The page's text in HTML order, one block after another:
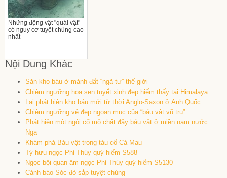
Những động vật "quái vật"
có nguy cơ tuyệt chủng cao
nhất
Nội Dung Khác
Săn kho báu ở mảnh đất “ngã tư” thế giới
Chiêm ngưỡng hoa sen tuyết xinh đẹp hiếm thấy tại Himalaya
Lại phát hiện kho báu mới từ thời Anglo-Saxon ở Anh Quốc
Chiêm ngưỡng vẻ đẹp ngoạn mục của “báu vật vũ trụ”
Phát hiện một ngôi cổ mộ chất đầy báu vật ở miền nam nước
Nga
Khám phá Báu vật trong tàu cổ Cà Mau
Tỳ hưu ngọc Phỉ Thúy quý hiếm S588
Ngọc bội quan âm ngọc Phỉ Thúy quý hiếm S5130
Cảnh báo Sóc đỏ sắp tuyệt chủng